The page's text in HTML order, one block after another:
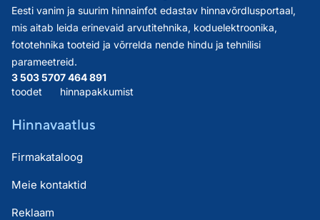
Eesti vanim ja suurim hinnainfot edastav hinnavõrdlusportaal,
mis aitab leida erinevaid arvutitehnika, koduelektroonika,
fototehnika tooteid ja võrrelda nende hindu ja tehnilisi
parameetreid.
3 503 570
toodet
7 464 891
hinnapakkumist
Hinnavaatlus
Firmakataloog
Meie kontaktid
Reklaam